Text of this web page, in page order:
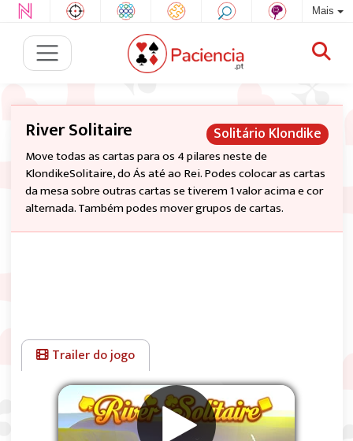
Mais
Solitário Klondike
River Solitaire
Move todas as cartas para os 4 pilares neste de
KlondikeSolitaire, do Ás até ao Rei. Podes colocar as cartas
da mesa sobre outras cartas se tiverem 1 valor acima e cor
alternada. Também podes mover grupos de cartas.
Trailer do jogo